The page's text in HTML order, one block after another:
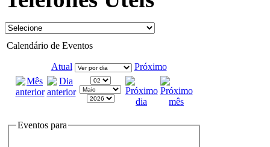
Calendário de Eventos
Atual Próximo
Eventos para